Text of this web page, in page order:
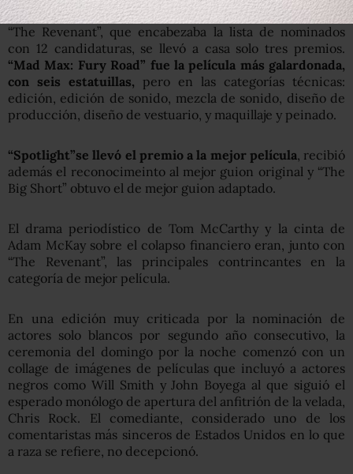
“The Revenant”, que encabezaba la lista de nominados
con 12 candidaturas, se llevó a casa solo tres premios.
“Mad Max: Fury Road” fue la película más galardonada,
con seis estatuillas, pero en las categorías técnicas:
edición, edición de sonido, mezcla de sonido, diseño de
producción, diseño de vestuario, y maquillaje y peinado.
“Spotlight”se llevó el premio a la mejor película , recibió
además el reconocimeinto al mejor guion original y “The
Big Short” obtuvo el de mejor guion adaptado.
El drama periodístico de Tom McCarthy y la cinta de
Adam McKay sobre el colapso financiero eran, junto con
“The Revenant”, las principales contrincantes en la
categoría de mejor película.
En una edición muy criticada por la nominación de
actores solo blancos por segundo año consecutivo, la
ceremonia del domingo por la noche comenzó con un
collage de imágenes de películas que incluyó a actores
negros como Will Smith y John Boyega al que siguió el
esperado monólogo de apertura del anfitrión de la velada,
Chris Rock. El comediante, considerado uno de los
comentaristas más sinceros de Estados Unidos en lo que
a raza se refiere, no decepcionó.